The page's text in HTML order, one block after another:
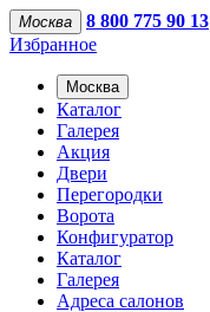
Москва
8 800 775 90 13
Избранное
Москва
Каталог
Галерея
Акция
Двери
Перегородки
Ворота
Конфигуратор
Каталог
Галерея
Адреса салонов